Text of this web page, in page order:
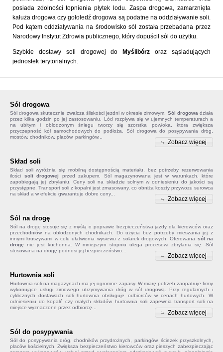
posiada zdolności topnienia płytek lodu. Zaspa drogowa, zamarznięta
kałuża drogowa czy gołoledź drogowa są podatne na oddziaływanie soli.
Pod kątem oddziaływania na środowisko sól została przebadana przez
Narodowy Instytut Zdrowia publicznego, który dopuścił sól do użytku.
Szybkie dostawy soli drogowej do Myślibórz oraz sąsiadujących
jednostek terytorialnych.
Sól drogowa
Sól drogowa skutecznie zwalcza śliskości jezdni w okresie zimowym. Sól drogowa działa
przez kilka godzin po jej zastosowaniu. Lód rozpływa się w ujemnych temperaturach a
na ubitym i oblodzonym śniegu tworzy się szorstka powłoka, która zwiększa
przyczepność kół samochodowych do podłoża. Sól drogowa do posypywania dróg,
mostów, chodników, placów, parkingów...
Zobacz więcej
Skład soli
Skład soliwyróżnia się mobilną dostępnością materiału, bez potrzeby rezerwowania
ilości soli drogowej przed zakupem. Sól magazynowana jest w warunkach, które
zapobiegają jej zbrylaniu. Ceny soli na składzie solnym w odniesieniu do jakości są
przystępne. Transport soli z kopalni jest zmasowany, co obniża koszty przywozu surowca
na skład a w efekcie gwarantuje dobre ceny...
Zobacz więcej
Sól na drogę
Sól na drogę stosuje się z myślą o poprawie bezpieczeństwa jazdy dla kierowców oraz
przechodniów na oblodzonych chodnikach. Do użycia bez potrzeby mieszania jej z
innymi kruszywami w celu ułatwienia wysiewu z solarek drogowych. Oferowana sól na
drogę nie jest kuchenna. W mniejszym stopniu ulega procesowi zbrylania się. Sól
stosowana na drogę podnosi jej bezpieczeństwo...
Zobacz więcej
Hurtownia soli
Hurtownia soli na magazynach ma jej ogromne zapasy. W miarę potrzeb zaopatruje firmy
wykonujące usługi zimowego utrzymywania dróg w sól drogową. Przy regularnych i
cyklicznych dostawach soli hurtownia obsługuje odbiorców w cenach hurtowych. W
odniesieniu do kopalń czy małych składów hurtownia solizapewnia transport soli na
miejsce wyznaczone przez odbiorcę...
Zobacz więcej
Sól do posypywania
Sól do posypywania dróg, chodników przydrożnych, parkingów, ścieżek przyszkolnych,
placów kościelnych. Zwiększa bezpieczeństwo kierowców oraz pieszych zabezpieczając